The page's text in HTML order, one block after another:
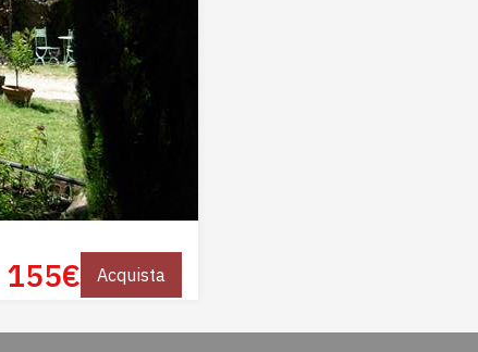
155€ Acquista